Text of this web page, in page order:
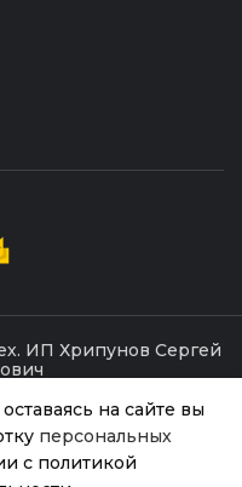
ИП Хрипунов Сергей
данные.
разработчиками
Круговых
на сайте вы
персональных
с политикой